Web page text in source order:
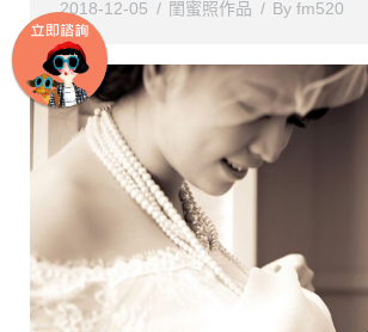
2018-12-05 閨蜜照作品 By fm520